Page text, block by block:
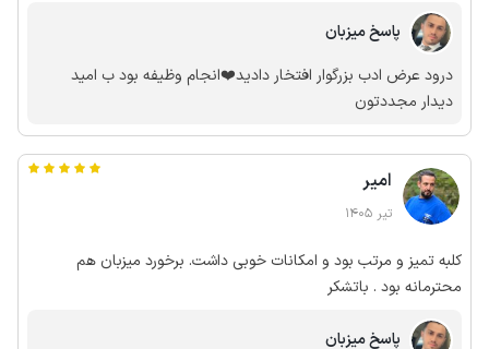
پاسخ میزبان
درود عرض ادب بزرگوار افتخار دادید❤️انجام وظیفه بود ب امید
دیدار مجددتون
امیر
تیر 1405
کلبه تمیز و مرتب بود و امکانات خوبی داشت. برخورد میزبان هم
محترمانه بود . باتشکر
پاسخ میزبان